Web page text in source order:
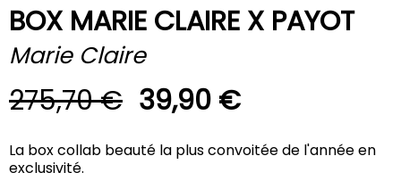
BOX MARIE CLAIRE X PAYOT
Marie Claire
275,70 € 39,90 €
La box collab beauté la plus convoitée de l'année en
exclusivité.